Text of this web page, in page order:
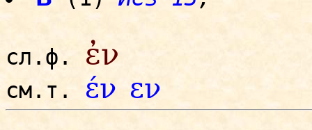
сл.ф. ἐν
см.т. έν εν